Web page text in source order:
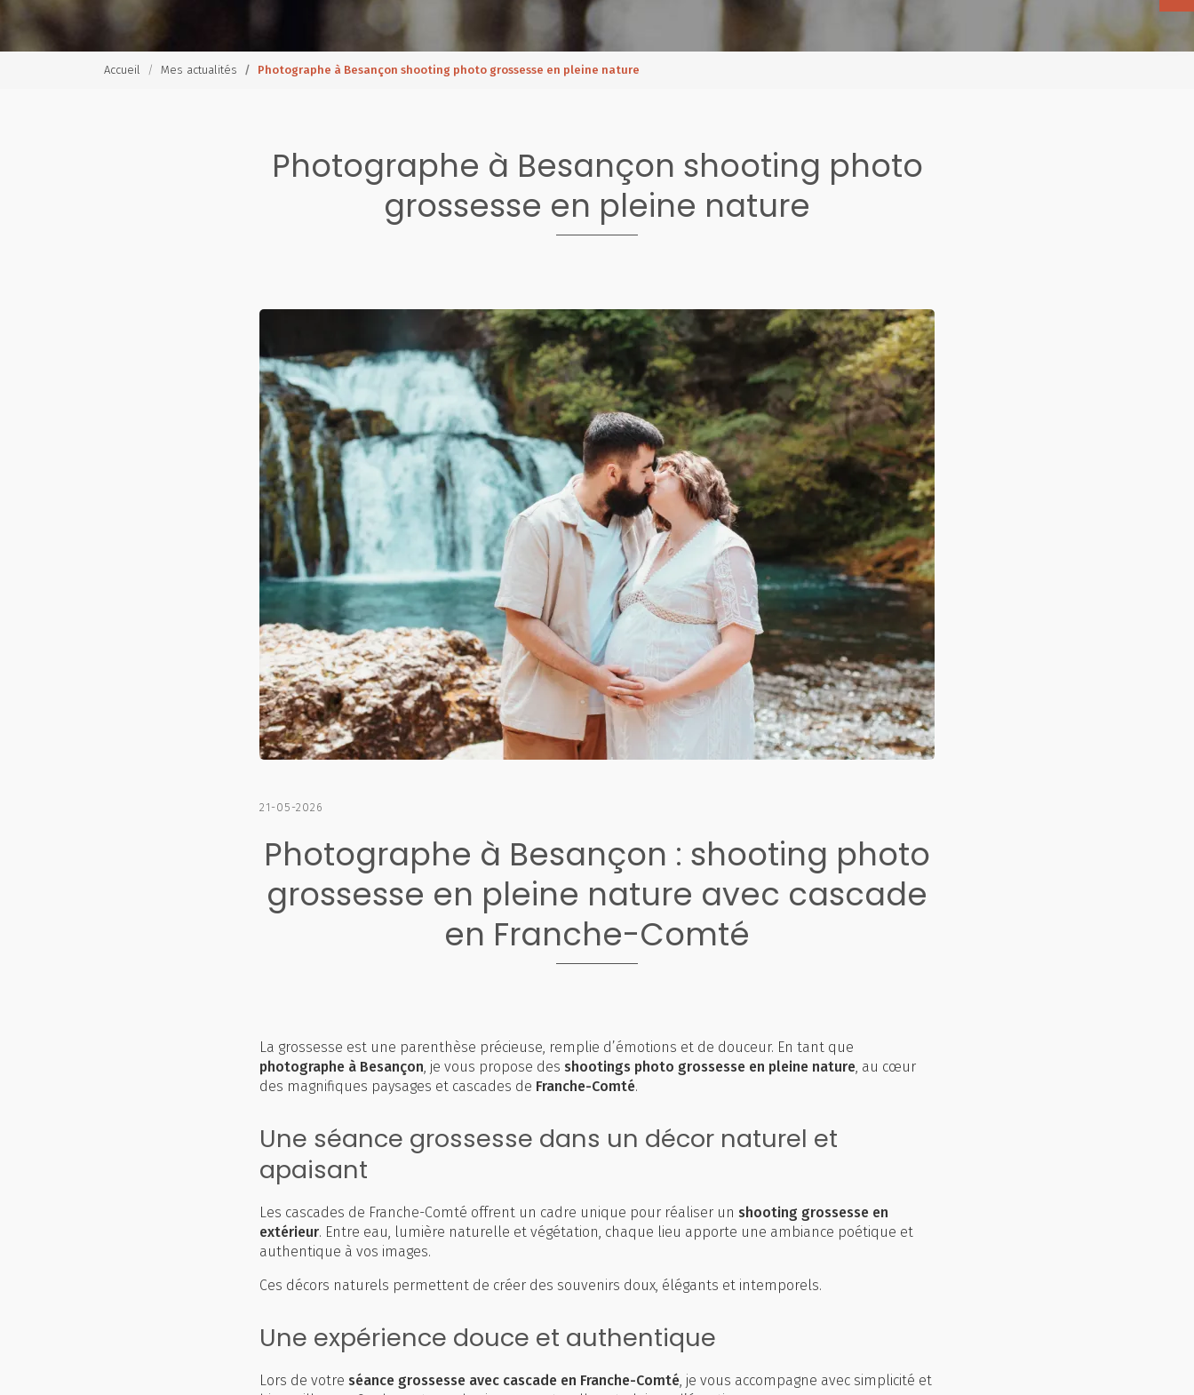
Accueil Mes actualités Photographe à Besançon shooting photo grossesse en pleine nature
Photographe à Besançon shooting photo
grossesse en pleine nature
21-05-2026
Photographe à Besançon : shooting photo
grossesse en pleine nature avec cascade
en Franche-Comté
La grossesse est une parenthèse précieuse, remplie d’émotions et de douceur. En tant que
photographe à Besançon, je vous propose des shootings photo grossesse en pleine nature, au cœur
des magnifiques paysages et cascades de Franche-Comté.
Une séance grossesse dans un décor naturel et
apaisant
Les cascades de Franche-Comté offrent un cadre unique pour réaliser un shooting grossesse en
extérieur. Entre eau, lumière naturelle et végétation, chaque lieu apporte une ambiance poétique et
authentique à vos images.
Ces décors naturels permettent de créer des souvenirs doux, élégants et intemporels.
Une expérience douce et authentique
Lors de votre séance grossesse avec cascade en Franche-Comté, je vous accompagne avec simplicité et